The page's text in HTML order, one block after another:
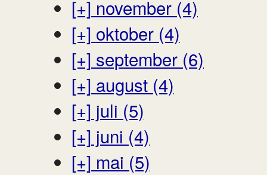
[+] november (4)
[+] oktober (4)
[+] september (6)
[+] august (4)
[+] juli (5)
[+] juni (4)
[+] mai (5)